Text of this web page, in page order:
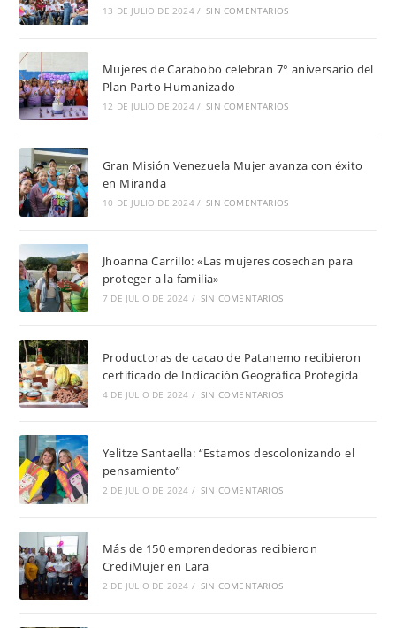
13 DE JULIO DE 2024 / SIN COMENTARIOS
Mujeres de Carabobo celebran 7° aniversario del
Plan Parto Humanizado
12 DE JULIO DE 2024 / SIN COMENTARIOS
Gran Misión Venezuela Mujer avanza con éxito
en Miranda
10 DE JULIO DE 2024 / SIN COMENTARIOS
Jhoanna Carrillo: «Las mujeres cosechan para
proteger a la familia»
7 DE JULIO DE 2024 / SIN COMENTARIOS
Productoras de cacao de Patanemo recibieron
certificado de Indicación Geográfica Protegida
4 DE JULIO DE 2024 / SIN COMENTARIOS
Yelitze Santaella: “Estamos descolonizando el
pensamiento”
2 DE JULIO DE 2024 / SIN COMENTARIOS
Más de 150 emprendedoras recibieron
CrediMujer en Lara
2 DE JULIO DE 2024 / SIN COMENTARIOS